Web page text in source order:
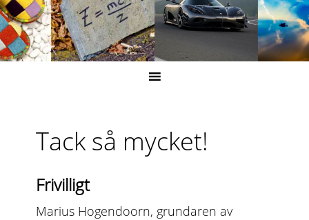
Tack så mycket!
Frivilligt
Marius Hogendoorn, grundaren av